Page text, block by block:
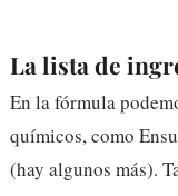
La lista de
En la fórmula
químicos, como
(hay algunos más).